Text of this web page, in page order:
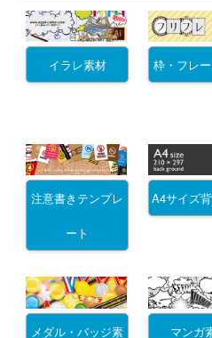
イラレ素材 枠・フレ
注意書きテンプレ
ート
A4サイズ
メダル・バッジ素 マンガ